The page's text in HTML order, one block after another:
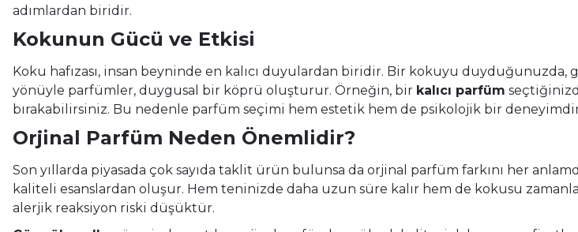
adımlardan biridir.
Kokunun Gücü ve Etkisi
Koku hafızası, insan beyninde en kalıcı duyulardan biridir. Bir kokuyu duyduğunuzda,
yönüyle parfümler, duygusal bir köprü oluşturur. Örneğin, bir kalıcı parfüm
bırakabilirsiniz. Bu nedenle parfüm seçimi hem estetik hem de psikolojik bir
Orjinal Parfüm Neden Önemlidir?
Son yıllarda piyasada çok sayıda taklit ürün bulunsa da orjinal parfüm farkını her
kaliteli esanslardan oluşur. Hem teninizde daha uzun süre kalır hem de kokusu
alerjik reaksiyon riski düşüktür.